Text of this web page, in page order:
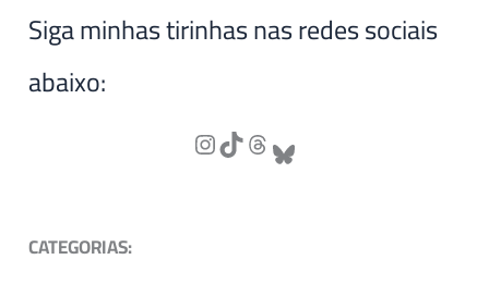
Siga minhas tirinhas nas redes sociais
abaixo:
CATEGORIAS: